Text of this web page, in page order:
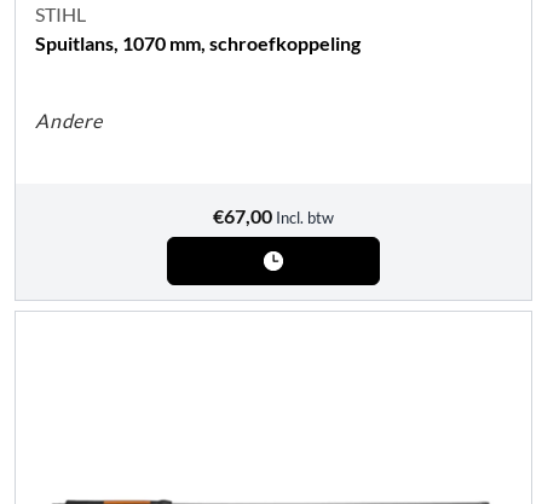
STIHL
Spuitlans, 1070 mm, schroefkoppeling
Andere
€67,00 Incl. btw